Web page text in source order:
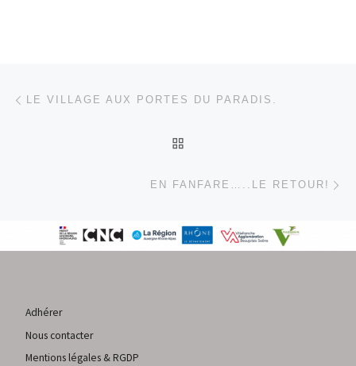
Parcourir les articles
LE VILLAGE AUX PORTES DU PARADIS.
EN FANFARE…..LE RETOUR!
Adhérer
Nous contacter
Mentions légales & RGDP